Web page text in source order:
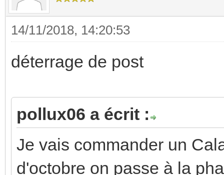
14/11/2018, 14:20:53
déterrage de post
pollux06 a écrit :
Je vais commander un
d'octobre on passe à la